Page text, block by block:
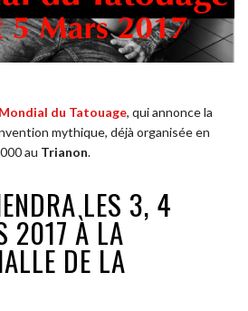
du Tatouage, qui annonce la
mythique, déjà organisée en
au Trianon.
LES 3, 4
2017 À LA
DE LA